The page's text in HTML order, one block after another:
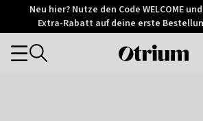
Otrium
Trustpilot
Neu hier? Nutze den Code WELCOME
Extra-Rabatt auf deine erste
Otrium
Categories